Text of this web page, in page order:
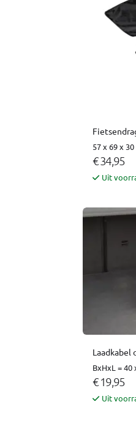
57 x 69 x
€ 34,95
Uit
Laadkabel
BxHxL = 40
€ 19,95
Uit